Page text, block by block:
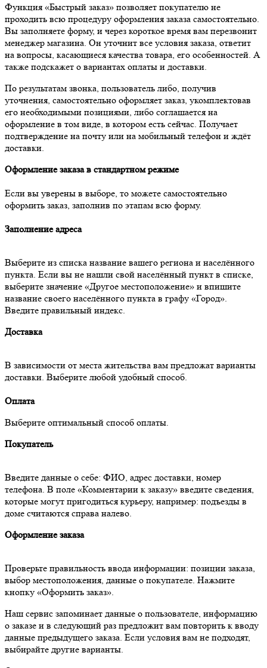
Функция «Быстрый заказ» позволяет покупателю не
проходить всю процедуру оформления заказа самостоятельно.
Вы заполняете форму, и через короткое время вам перезвонит
менеджер магазина. Он уточнит все условия заказа, ответит
на вопросы, касающиеся качества товара, его особенностей. А
также подскажет о вариантах оплаты и доставки.
По результатам звонка, пользователь либо, получив
уточнения, самостоятельно оформляет заказ, укомплектовав
его необходимыми позициями, либо соглашается на
оформление в том виде, в котором есть сейчас. Получает
подтверждение на почту или на мобильный телефон и ждёт
доставки.
Оформление заказа в стандартном режиме
Если вы уверены в выборе, то можете самостоятельно
оформить заказ, заполнив по этапам всю форму.
Заполнение адреса
Выберите из списка название вашего региона и населённого
пункта. Если вы не нашли свой населённый пункт в списке,
выберите значение «Другое местоположение» и впишите
название своего населённого пункта в графу «Город».
Введите правильный индекс.
Доставка
В зависимости от места жительства вам предложат варианты
доставки. Выберите любой удобный способ.
Оплата
Выберите оптимальный способ оплаты.
Покупатель
Введите данные о себе: ФИО, адрес доставки, номер
телефона. В поле «Комментарии к заказу» введите сведения,
которые могут пригодиться курьеру, например: подъезды в
доме считаются справа налево.
Оформление заказа
Проверьте правильность ввода информации: позиции заказа,
выбор местоположения, данные о покупателе. Нажмите
кнопку «Оформить заказ».
Наш сервис запоминает данные о пользователе, информацию
о заказе и в следующий раз предложит вам повторить к вводу
данные предыдущего заказа. Если условия вам не подходят,
выбирайте другие варианты.